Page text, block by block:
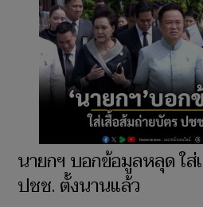
นายกฯ บอกข้อมูลหลุด ใส่
ปชช. ตั้งนานแล้ว